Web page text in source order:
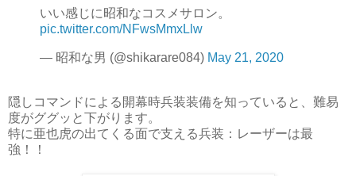
いい感じに昭和なコスメサロン。
pic.twitter.com/NFwsMmxLlw
— 昭和な男 (@shikarare084) May 21, 2020
隠しコマンドによる開幕時兵装装備を知っていると、難易
度がググッと下がります。
特に亜也虎の出てくる面で支える兵装：レーザーは最
強！！